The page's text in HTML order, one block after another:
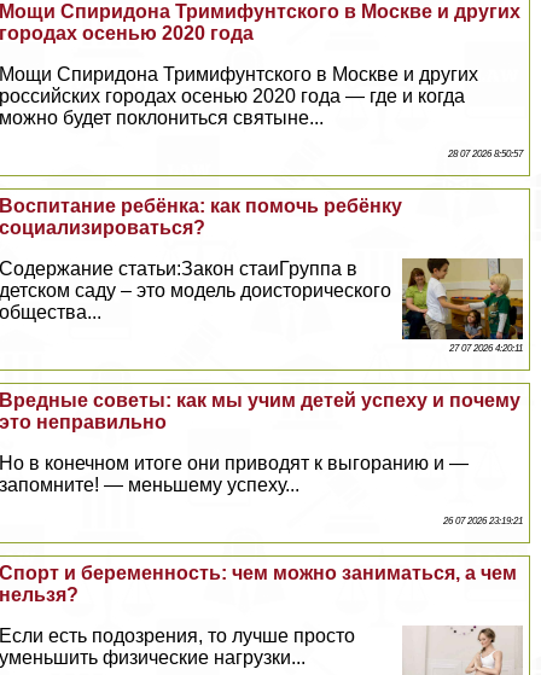
Мощи Спиридона Тримифунтского в Москве и других
городах осенью 2020 года
Мощи Спиридона Тримифунтского в Москве и других
российских городах осенью 2020 года — где и когда
можно будет поклониться святыне...
28 07 2026 8:50:57
Воспитание ребёнка: как помочь ребёнку
социализироваться?
Содержание статьи:Закон стаиГруппа в
детском саду – это модель доисторического
общества...
27 07 2026 4:20:11
Вредные советы: как мы учим детей успеху и почему
это неправильно
Но в конечном итоге они приводят к выгоранию и —
запомните! — меньшему успеху...
26 07 2026 23:19:21
Спорт и беременность: чем можно заниматься, а чем
нельзя?
Если есть подозрения, то лучше просто
уменьшить физические нагрузки...